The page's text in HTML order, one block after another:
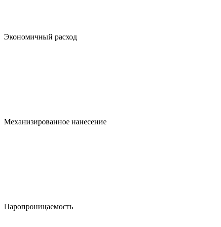
Экономичный расход
Механизированное нанесение
Паропроницаемость